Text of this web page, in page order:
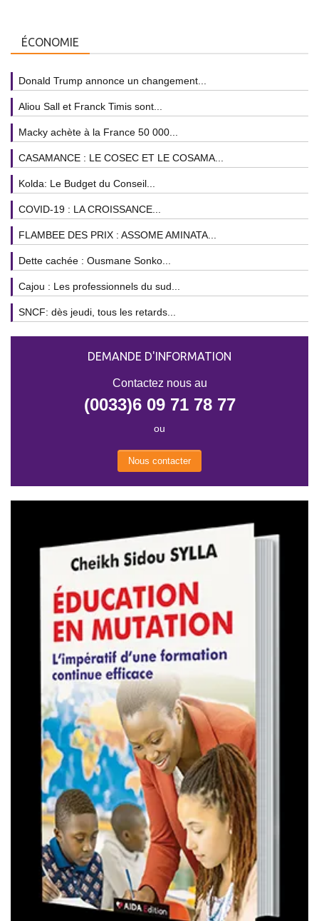
ÉCONOMIE
Donald Trump annonce un changement...
Aliou Sall et Franck Timis sont...
Macky achète à la France 50 000...
CASAMANCE : LE COSEC ET LE COSAMA...
Kolda: Le Budget du Conseil...
COVID-19 : LA CROISSANCE...
FLAMBEE DES PRIX : ASSOME AMINATA...
Dette cachée : Ousmane Sonko...
Cajou : Les professionnels du sud...
SNCF: dès jeudi, tous les retards...
DEMANDE D'INFORMATION
Contactez nous au
(0033)6 09 71 78 77
ou
Nous contacter